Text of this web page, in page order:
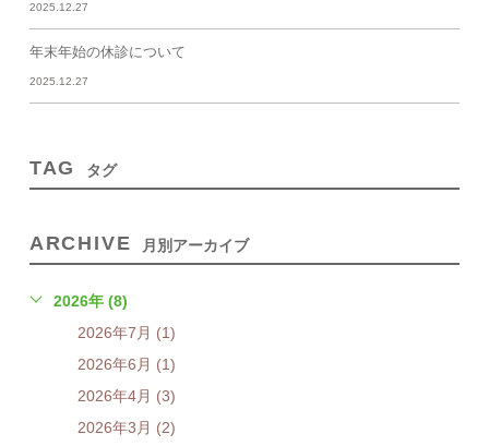
2025.12.27
年末年始の休診について
2025.12.27
TAG タグ
ARCHIVE 月別アーカイブ
2026年 (8)
2026年7月 (1)
2026年6月 (1)
2026年4月 (3)
2026年3月 (2)